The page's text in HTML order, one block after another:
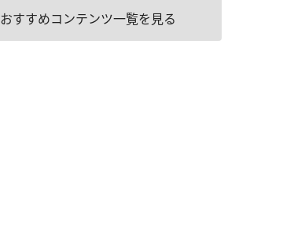
おすすめコンテンツ一覧を見る